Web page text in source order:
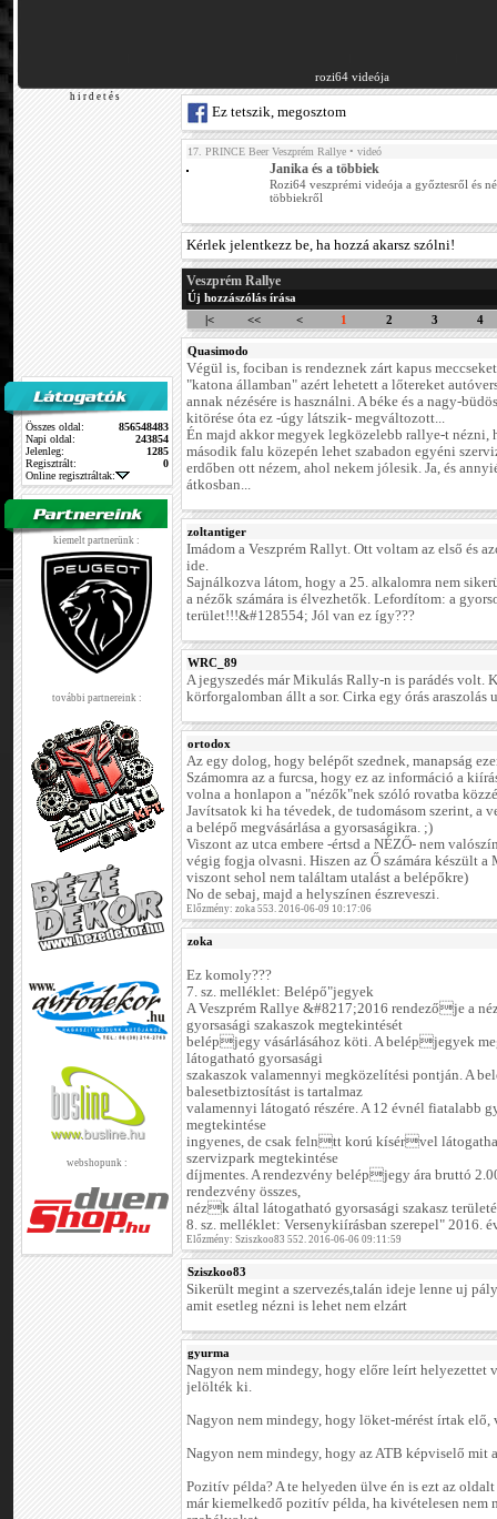
rozi64 videója
h i r d e t é s
Összes oldal:
856548483
Napi oldal:
243854
Jelenleg:
1285
Regisztrált:
0
Online regisztráltak:
kiemelt partnerünk :
további partnereink :
webshopunk :
Ez tetszik, megosztom
17. PRINCE Beer Veszprém Rallye • videó
Janika és a többiek
Rozi64 veszprémi videója a győztesről és
többiekről
Kérlek jelentkezz be, ha hozzá akarsz szólni!
Veszprém Rallye
Új hozzászólás írása
|<
<< < 1 2 3 4
Quasimodo
Végül is, fociban is rendeznek zárt kapus
"katona államban" azért lehetett a lőtereket
annak nézésére is használni. A béke és a nagy-
kitörése óta ez -úgy látszik- megváltozott...
Én majd akkor megyek legközelebb rallye-t nézni,
második falu közepén lehet szabadon egyéni
erdőben ott nézem, ahol nekem jólesik. Ja, és
átkosban...
zoltantiger
Imádom a Veszprém Rallyt. Ott voltam az első és
ide.
Sajnálkozva látom, hogy a 25. alkalomra nem
a nézők számára is élvezhetők. Lefordítom: a
terület!!!&#128554; Jól van ez így???
WRC_89
A jegyszedés már Mikulás Rally-n is parádés volt.
körforgalomban állt a sor. Cirka egy órás araszolás
ortodox
Az egy dolog, hogy belépőt szednek, manapság
Számomra az a furcsa, hogy ez az információ a
volna a honlapon a "nézők"nek szóló rovatba
Javítsatok ki ha tévedek, de tudomásom szerint, a
a belépő megvásárlása a gyorsaságikra. ;)
Viszont az utca embere -értsd a NÉZŐ- nem
végig fogja olvasni. Hiszen az Ő számára készült a
viszont sehol nem találtam utalást a belépőkre)
No de sebaj, majd a helyszínen észreveszi.
Előzmény: zoka 553. 2016-06-09 10:17:06
zoka
Ez komoly???
7. sz. melléklet: Belépő"jegyek
A Veszprém Rallye &#8217;2016 rendezője a
gyorsasági szakaszok megtekintését
belépjegy vásárlásához köti. A belépjegyek
látogatható gyorsasági
szakaszok valamennyi megközelítési pontján. A
balesetbiztosítást is tartalmaz
valamennyi látogató részére. A 12 évnél fiatalabb
megtekintése
ingyenes, de csak felntt korú kísérvel
szervizpark megtekintése
díjmentes. A rendezvény belépjegy ára bruttó
rendezvény összes,
nézk által látogatható gyorsasági szakasz
8. sz. melléklet: Versenykiírásban szerepel" 2016.
Előzmény: Sziszkoo83 552. 2016-06-06 09:11:59
Sziszkoo83
Sikerült megint a szervezés,talán ideje lenne uj
amit esetleg nézni is lehet nem elzárt
gyurma
Nagyon nem mindegy, hogy előre leírt
jelölték ki.
Nagyon nem mindegy, hogy löket-mérést írtak elő,
Nagyon nem mindegy, hogy az ATB képviselő mit
Pozitív példa? A te helyeden ülve én is ezt az
már kiemelkedő pozitív példa, ha kivételesen nem